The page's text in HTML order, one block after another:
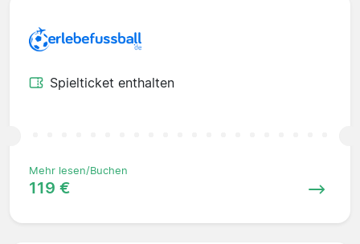
Spielticket enthalten
Mehr lesen/Buchen
119 €